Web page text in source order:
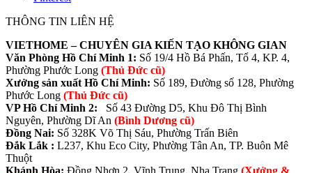
THÔNG TIN LIÊN HỆ
VIETHOME – CHUYÊN GIA KIẾN TẠO KHÔNG GIAN
Văn Phòng Hồ Chí Minh 1: Số 19/4 Hồ Bá Phấn, Tổ 4, KP. 4,
Phường Phước Long (Thủ Đức cũ)
Xưởng sản xuất Hồ Chí Minh: Số 189, Đường số 128, Phường
Phước Long (Thủ Đức cũ)
VP Hồ Chí Minh 2: Số 43 Đường D5, Khu Đô Thị Bình
Nguyên, Phường Dĩ An (Bình Dương cũ)
Đồng Nai: Số 328K Võ Thị Sáu, Phường Trấn Biên
Đắk Lắk : L237, Khu Eco City, Phường Tân An, TP. Buôn Mê
Thuột